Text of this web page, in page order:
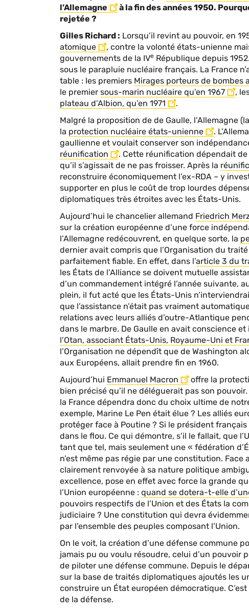
l’Allemagne
à la fin des années 1950.
rejetée ?
Gilles Richard : Lorsqu’il revint au pouvoir, en
atomique
, contre la volonté états-unienne
gouvernements de la IVe République depuis
sous le parapluie nucléaire français. La France
table : les premiers Mirages porteurs de bombes
le premier sous-marin nucléaire qu’en 1967
,
plateau d’Albion, qu’en 1971
.
Malgré la proposition de de Gaulle, l’Allemagne
la protection nucléaire états-unienne
.
gaullienne et voulait conserver son
réunification
. Cette réunification dépendait de
qu’il s’agissait de ne pas froisser. Après la
reconstruire économiquement l’ex-RDA – y
supporter en plus le coût de trop lourdes
diplomatiques très étroites avec les États-Unis.
Aujourd’hui le chancelier allemand Friedrich
sur la création européenne d’une force
l’Allemagne redécouvrent, en quelque sorte, la
dernier avait compris que l’Organisation du
parfaitement fiable. En effet, dans l’article 3 du
les États de l’Alliance se doivent mutuelle
d’un commandement intégré l’année suivante,
plein, il fut acté que les États-Unis
que l’assistance n’était pas vraiment
relations avec leurs alliés d’outre-Atlantique
dans le marbre. De Gaulle en avait conscience et
l’Otan, associant États-Unis, Royaume-Uni et
l’Organisation ne dépendît que de Washington
aux Européens, allait prendre fin en 1960.
Aujourd’hui Emmanuel Macron
offre la
bien précisé qu’il ne déléguerait pas son
la France dépendra donc du choix ultime de
exemple, Marine Le Pen était élue ? Les alliés
protéger face à Poutine ? Si le président
dans le flou. Ce qui démontre, s’il le fallait, que
tant que tel, mais seulement une « fédération
n’est même pas régie par une constitution. Face
clairement renvoyée à sa nature politique
excellence, pose en effet avec force la grande
l’Union européenne : quand se dotera-t-elle
pouvoirs respectifs de l’Union et des États la
judiciaire ? Une constitution qui devra
par l’ensemble des peuples composant l’Union.
On le voit, la création d’une défense commune
jamais pu ou voulu résoudre, celui d’un pouvoir
de piloter une défense commune. Depuis le
sur la base de traités diplomatiques ajoutés les
construire un État européen démocratique.
de la défense.